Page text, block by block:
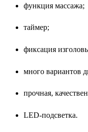
функция массажа;
таймер;
фиксация
много вариантов
прочная,
LED-подсветка.